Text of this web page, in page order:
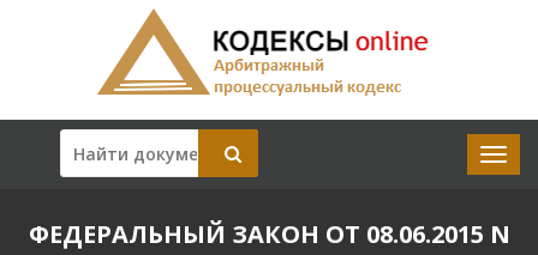
ФЕДЕРАЛЬНЫЙ ЗАКОН ОТ 08.06.2015 N